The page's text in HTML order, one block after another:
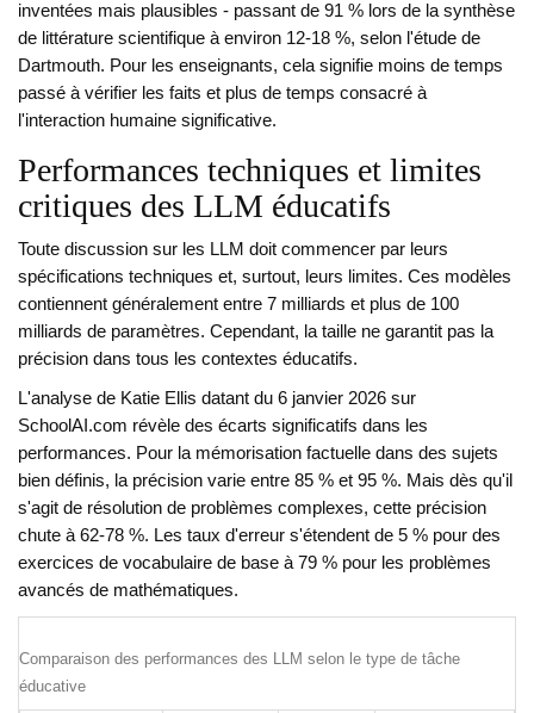
inventées mais plausibles - passant de 91 % lors de la synthèse
de littérature scientifique à environ 12-18 %, selon l'étude de
Dartmouth. Pour les enseignants, cela signifie moins de temps
passé à vérifier les faits et plus de temps consacré à
l'interaction humaine significative.
Performances techniques et limites
critiques des LLM éducatifs
Toute discussion sur les LLM doit commencer par leurs
spécifications techniques et, surtout, leurs limites. Ces modèles
contiennent généralement entre 7 milliards et plus de 100
milliards de paramètres. Cependant, la taille ne garantit pas la
précision dans tous les contextes éducatifs.
L'analyse de Katie Ellis datant du 6 janvier 2026 sur
SchoolAI.com révèle des écarts significatifs dans les
performances. Pour la mémorisation factuelle dans des sujets
bien définis, la précision varie entre 85 % et 95 %. Mais dès qu'il
s'agit de résolution de problèmes complexes, cette précision
chute à 62-78 %. Les taux d'erreur s'étendent de 5 % pour des
exercices de vocabulaire de base à 79 % pour les problèmes
avancés de mathématiques.
Comparaison des performances des LLM selon le type de tâche
éducative